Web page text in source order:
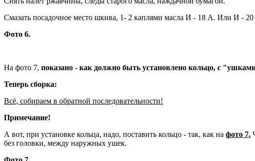
Смазать посадочное место шкива, 1- 2 каплями масла И - 18 А. Или И -
Фото 6.
На фото 7, показано - как должно быть установлено кольцо, с
Теперь сборка:
Всё, собираем в обратной последовательности!
Примечание!
А вот, при установке кольца, надо, поставить кольцо - так, как на фото 7.
без головки, между наружных ушек.